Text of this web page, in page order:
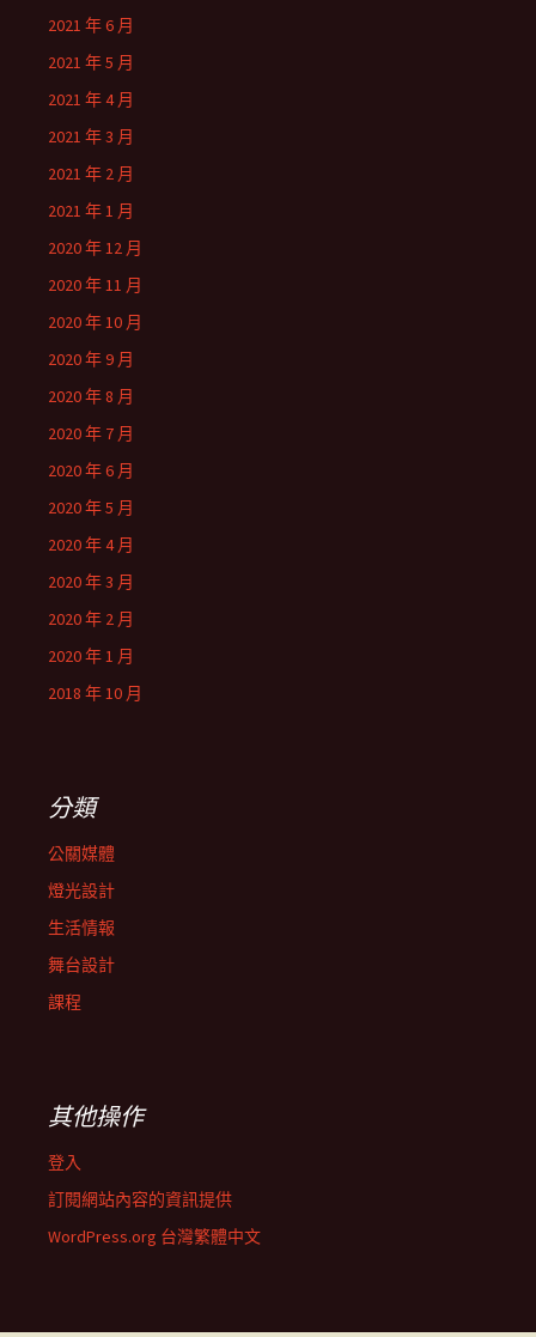
2021 年 6 月
2021 年 5 月
2021 年 4 月
2021 年 3 月
2021 年 2 月
2021 年 1 月
2020 年 12 月
2020 年 11 月
2020 年 10 月
2020 年 9 月
2020 年 8 月
2020 年 7 月
2020 年 6 月
2020 年 5 月
2020 年 4 月
2020 年 3 月
2020 年 2 月
2020 年 1 月
2018 年 10 月
分類
公關媒體
燈光設計
生活情報
舞台設計
課程
其他操作
登入
訂閱網站內容的資訊提供
WordPress.org 台灣繁體中文